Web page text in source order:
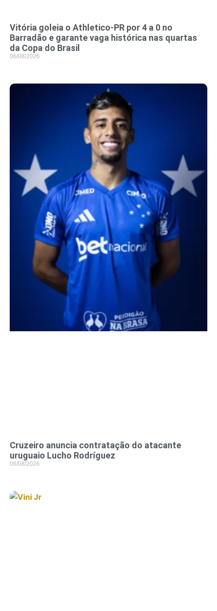
Vitória goleia o Athletico-PR por 4 a 0 no
Barradão e garante vaga histórica nas quartas
da Copa do Brasil
06/08/2026
Cruzeiro anuncia contratação do atacante
uruguaio Lucho Rodríguez
06/08/2026